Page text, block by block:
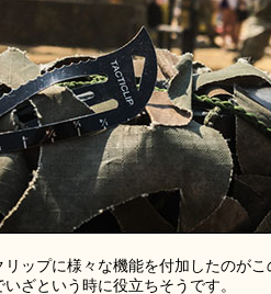
ップに様々な機能を付加したのが
ざという時に役立ちそうです。